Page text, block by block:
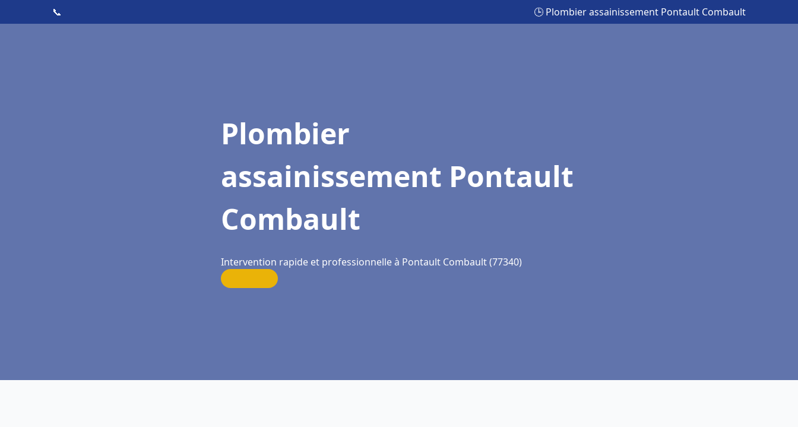
📞 🕒 Plombier assainissement Pontault Combault
Plombier
assainissement Pontault
Combault
Intervention rapide et professionnelle à Pontault Combault (77340)